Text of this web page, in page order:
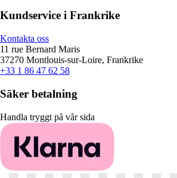
Kundservice i Frankrike
Kontakta oss
11 rue Bernard Maris
37270 Montlouis-sur-Loire, Frankrike
+33 1 86 47 62 58
Säker betalning
Handla tryggt på vår sida